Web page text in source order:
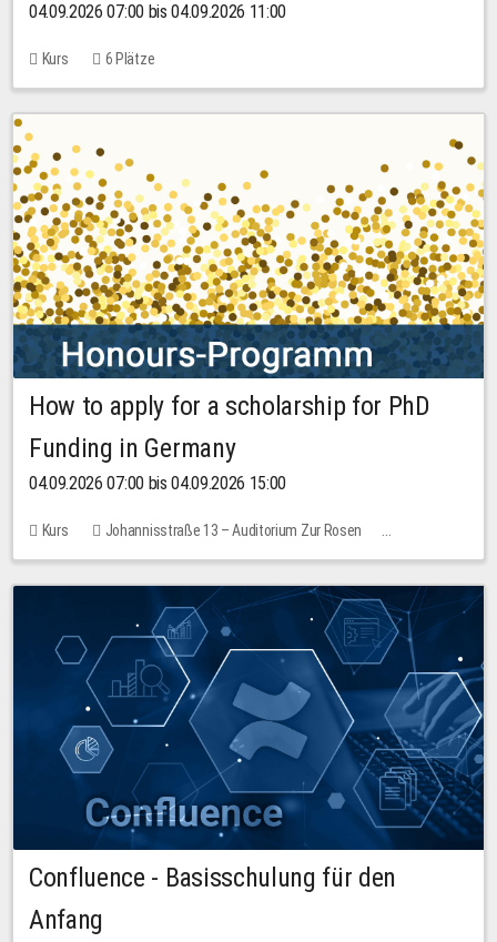
04.09.2026 07:00 bis 04.09.2026 11:00
Kurs 6 Plätze
How to apply for a scholarship for PhD
Funding in Germany
04.09.2026 07:00 bis 04.09.2026 15:00
Kurs
Johannisstraße 13 – Auditorium Zur Rosen
Keine freien Plätze
Confluence - Basisschulung für den
Anfang